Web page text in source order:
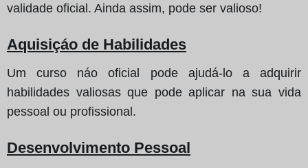
validade oficial. Ainda assim, pode ser valioso!
Aquisiçáo de Habilidades
Um curso náo oficial pode ajudá-lo a adquirir
habilidades valiosas que pode aplicar na sua vida
pessoal ou profissional.
Desenvolvimento Pessoal